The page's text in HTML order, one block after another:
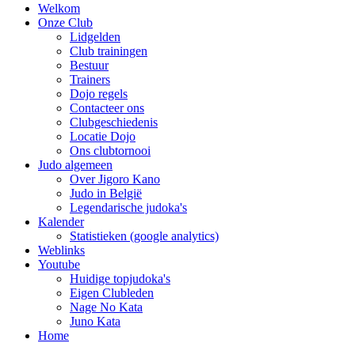
Welkom
Onze Club
Lidgelden
Club trainingen
Bestuur
Trainers
Dojo regels
Contacteer ons
Clubgeschiedenis
Locatie Dojo
Ons clubtornooi
Judo algemeen
Over Jigoro Kano
Judo in België
Legendarische judoka's
Kalender
Statistieken (google analytics)
Weblinks
Youtube
Huidige topjudoka's
Eigen Clubleden
Nage No Kata
Juno Kata
Home